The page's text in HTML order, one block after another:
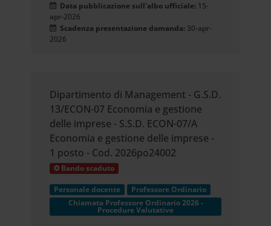
Data pubblicazione sull'albo ufficiale: 15-
apr-2026
Scadenza presentazione domanda: 30-apr-
2026
Dipartimento di Management - G.S.D.
13/ECON-07 Economia e gestione
delle imprese - S.S.D. ECON-07/A
Economia e gestione delle imprese -
1 posto - Cod. 2026po24002
Bando scaduto
Personale docente
Professore Ordinario
Chiamata Professore Ordinario 2026 -
Procedure Valutative